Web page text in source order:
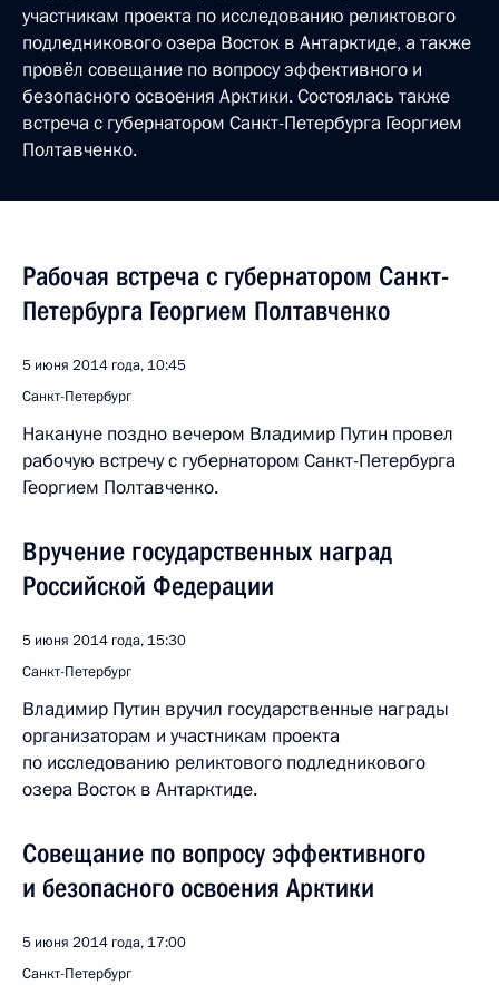
участникам проекта по исследованию реликтового
подледникового озера Восток в Антарктиде, а также
провёл совещание по вопросу эффективного и
безопасного освоения Арктики. Состоялась также
встреча с губернатором Санкт-Петербурга Георгием
Полтавченко.
Рабочая встреча с губернатором Санкт-
Петербурга Георгием Полтавченко
5 июня 2014 года, 10:45
Санкт-Петербург
Накануне поздно вечером Владимир Путин провел
рабочую встречу с губернатором Санкт-Петербурга
Георгием Полтавченко.
Вручение государственных наград
Российской Федерации
5 июня 2014 года, 15:30
Санкт-Петербург
Владимир Путин вручил государственные награды
организаторам и участникам проекта
по исследованию реликтового подледникового
озера Восток в Антарктиде.
Совещание по вопросу эффективного
и безопасного освоения Арктики
5 июня 2014 года, 17:00
Санкт-Петербург